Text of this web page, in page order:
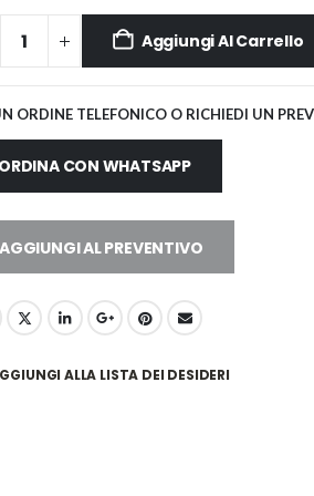
Aggiungi Al Carrello
ORDINE TELEFONICO O RICHIEDI UN
ORDINA CON WHATSAPP
AGGIUNGI AL PREVENTIVO
ALLA LISTA DEI DESIDERI